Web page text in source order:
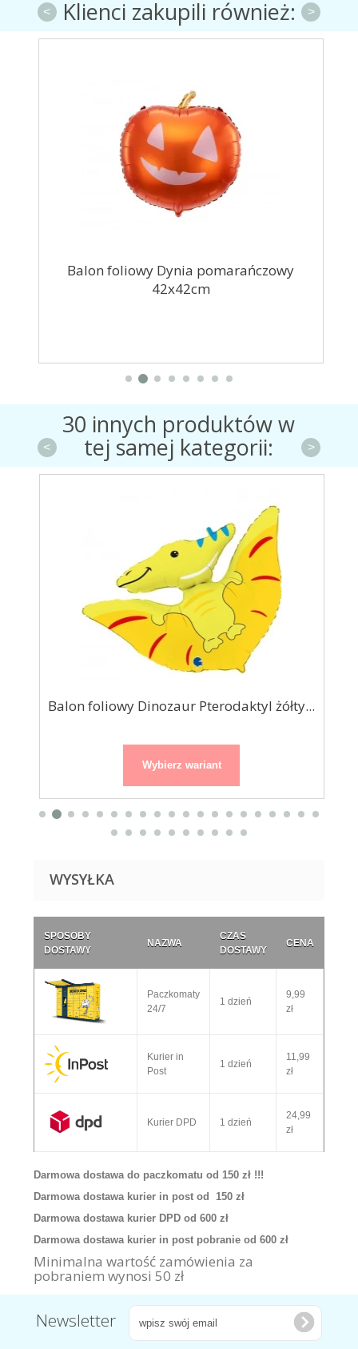
Klienci zakupili również:
Balon foliowy Dynia pomarańczowy
42x42cm
< >
30 innych produktów w
tej samej kategorii:
Balon foliowy Dinozaur Pterodaktyl żółty...
Wybierz wariant
< >
WYSYŁKA
SPOSOBY
DOSTAWY
NAZWA
CZAS
DOSTAWY
CENA
Paczkomaty
24/7
1 dzień
9,99
zł
Kurier in
Post
1 dzień
11,99
zł
Kurier DPD 1 dzień
24,99
zł
Darmowa dostawa do paczkomatu od 150 zł !!!
Darmowa dostawa kurier in post od 150 zł
Darmowa dostawa kurier DPD od 600 zł
Darmowa dostawa kurier in post pobranie od 600 zł
Minimalna wartość zamówienia za
pobraniem wynosi 50 zł
Newsletter